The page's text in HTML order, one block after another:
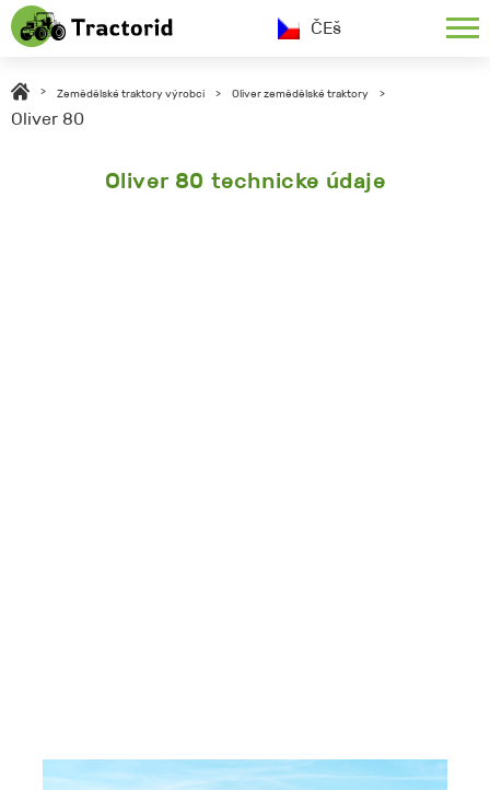
ČEš
> Zemědělské traktory výrobci > Oliver zemědělské traktory >
Oliver 80
Oliver 80 technicke údaje